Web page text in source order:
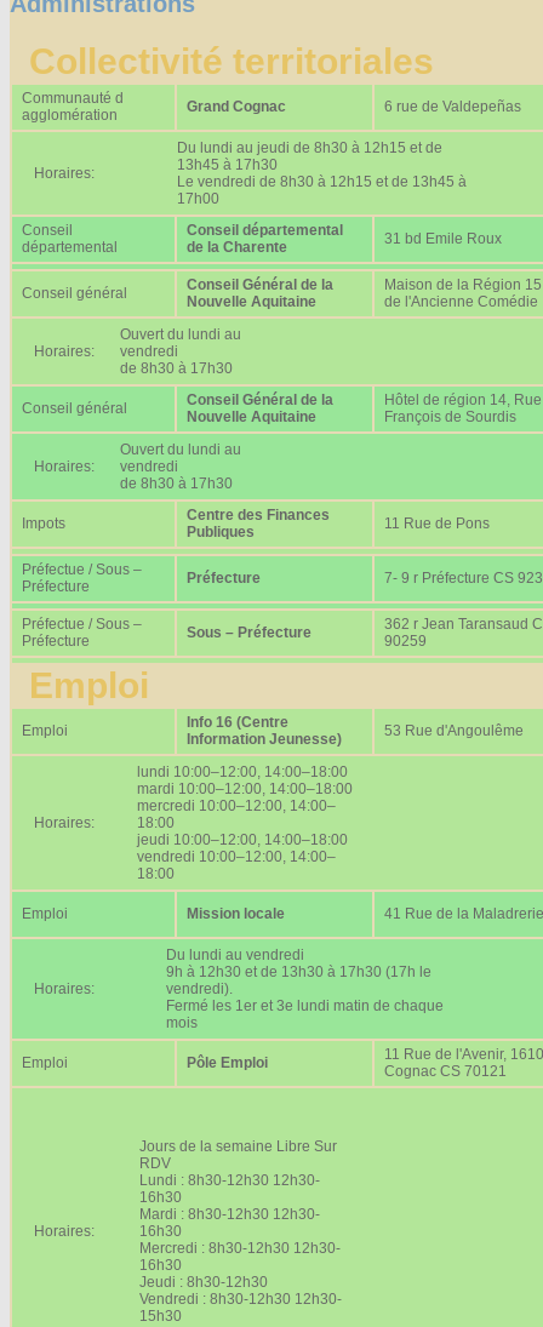
Collectivité territoriales
Communauté d
agglomération
Grand Cognac 6 rue de Valdepeñas
Horaires:
Du lundi au jeudi de 8h30 à 12h15 et de
13h45 à 17h30
Le vendredi de 8h30 à 12h15 et de 13h45 à
17h00
Conseil
départemental
Conseil départemental
de la Charente
31 bd Emile Roux
Conseil général
Conseil Général de la
Nouvelle Aquitaine
Maison de la Région
de l'Ancienne Comédie
Horaires:
Ouvert du lundi au
vendredi
de 8h30 à 17h30
Conseil général
Conseil Général de la
Nouvelle Aquitaine
Hôtel de région 14, Rue
François de Sourdis
Horaires:
Ouvert du lundi au
vendredi
de 8h30 à 17h30
Impots
Centre des Finances
Publiques
11 Rue de Pons
Préfectue / Sous –
Préfecture
Préfecture 7- 9 r Préfecture CS
Préfectue / Sous –
Préfecture
Sous – Préfecture
362 r Jean Taransaud
90259
Emploi
Emploi
Info 16 (Centre
Information Jeunesse)
53 Rue d'Angoulême
Horaires:
lundi 10:00–12:00, 14:00–18:00
mardi 10:00–12:00, 14:00–18:00
mercredi 10:00–12:00, 14:00–
18:00
jeudi 10:00–12:00, 14:00–18:00
vendredi 10:00–12:00, 14:00–
18:00
Emploi Mission locale 41 Rue de la Maladrerie
Horaires:
Du lundi au vendredi
9h à 12h30 et de 13h30 à 17h30 (17h le
vendredi).
Fermé les 1er et 3e lundi matin de chaque
mois
Emploi Pôle Emploi
11 Rue de l'Avenir,
Cognac CS 70121
Horaires:
Jours de la semaine Libre Sur
RDV
Lundi : 8h30-12h30 12h30-
16h30
Mardi : 8h30-12h30 12h30-
16h30
Mercredi : 8h30-12h30 12h30-
16h30
Jeudi : 8h30-12h30
Vendredi : 8h30-12h30 12h30-
15h30